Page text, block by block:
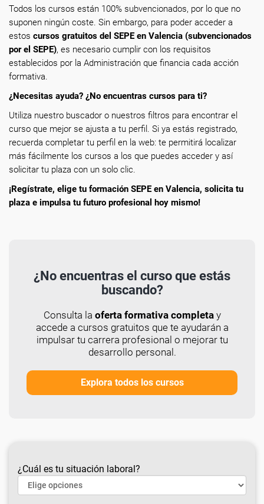
Todos los cursos están 100% subvencionados, por lo que no
suponen ningún coste. Sin embargo, para poder acceder a
estos cursos gratuitos del SEPE en Valencia (subvencionados
por el SEPE), es necesario cumplir con los requisitos
establecidos por la Administración que financia cada acción
formativa.
¿Necesitas ayuda? ¿No encuentras cursos para ti?
Utiliza nuestro buscador o nuestros filtros para encontrar el
curso que mejor se ajusta a tu perfil. Si ya estás registrado,
recuerda completar tu perfil en la web: te permitirá localizar
más fácilmente los cursos a los que puedes acceder y así
solicitar tu plaza con un solo clic.
¡Regístrate, elige tu formación SEPE en Valencia, solicita tu
plaza e impulsa tu futuro profesional hoy mismo!
¿No encuentras el curso que estás
buscando?
Consulta la oferta formativa completay
accede a cursos gratuitos que te ayudarán a
impulsar tu carrera profesional o mejorar tu
desarrollo personal.
Explora todos los cursos
¿Cuál es tu situación laboral?